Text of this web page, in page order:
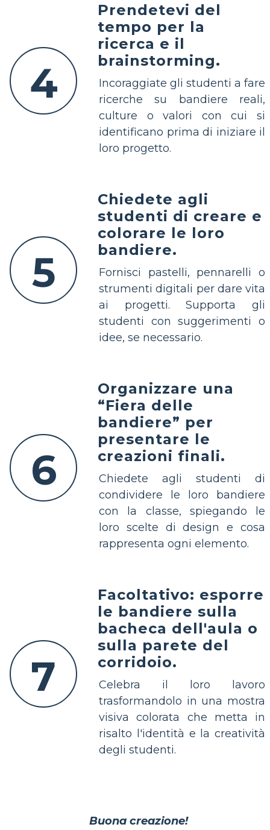
4
Prendetevi del
tempo per la
ricerca e il
brainstorming.
Incoraggiate gli studenti a fare
ricerche su bandiere reali,
culture o valori con cui si
identificano prima di iniziare il
loro progetto.
5
Chiedete agli
studenti di creare e
colorare le loro
bandiere.
Fornisci pastelli, pennarelli o
strumenti digitali per dare vita
ai progetti. Supporta gli
studenti con suggerimenti o
idee, se necessario.
6
Organizzare una
“Fiera delle
bandiere” per
presentare le
creazioni finali.
Chiedete agli studenti di
condividere le loro bandiere
con la classe, spiegando le
loro scelte di design e cosa
rappresenta ogni elemento.
7
Facoltativo: esporre
le bandiere sulla
bacheca dell'aula o
sulla parete del
corridoio.
Celebra il loro lavoro
trasformandolo in una mostra
visiva colorata che metta in
risalto l'identità e la creatività
degli studenti.
Buona creazione!